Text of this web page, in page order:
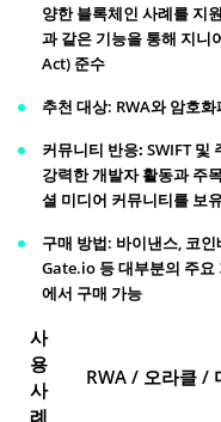
양한 블록체인 사례를 지
과 같은 기능을 통해 지니
Act) 준수
추천 대상: RWA와 암호
커뮤니티 반응: SWIFT 및
강력한 개발자 활동과 주
셜 미디어 커뮤니티를 보
구매 방법: 바이낸스, 코인
Gate.io 등 대부분의 주요
에서 구매 가능
사
용
사
례
RWA / 오라클 /